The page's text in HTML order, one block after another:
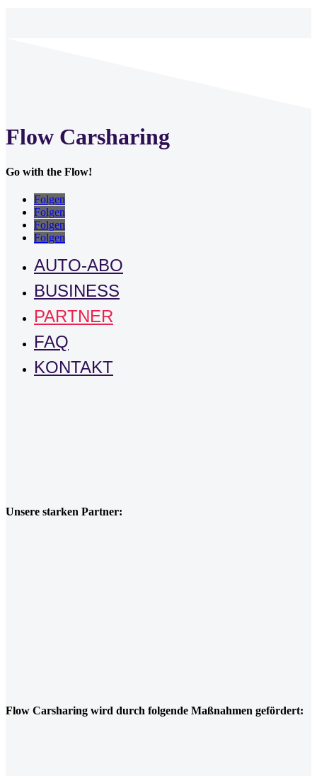
Flow Carsharing
Go with the Flow!
Folgen
Folgen
Folgen
Folgen
AUTO-ABO
BUSINESS
PARTNER
FAQ
KONTAKT
Unsere starken Partner:
Flow Carsharing wird durch folgende Maßnahmen gefördert: